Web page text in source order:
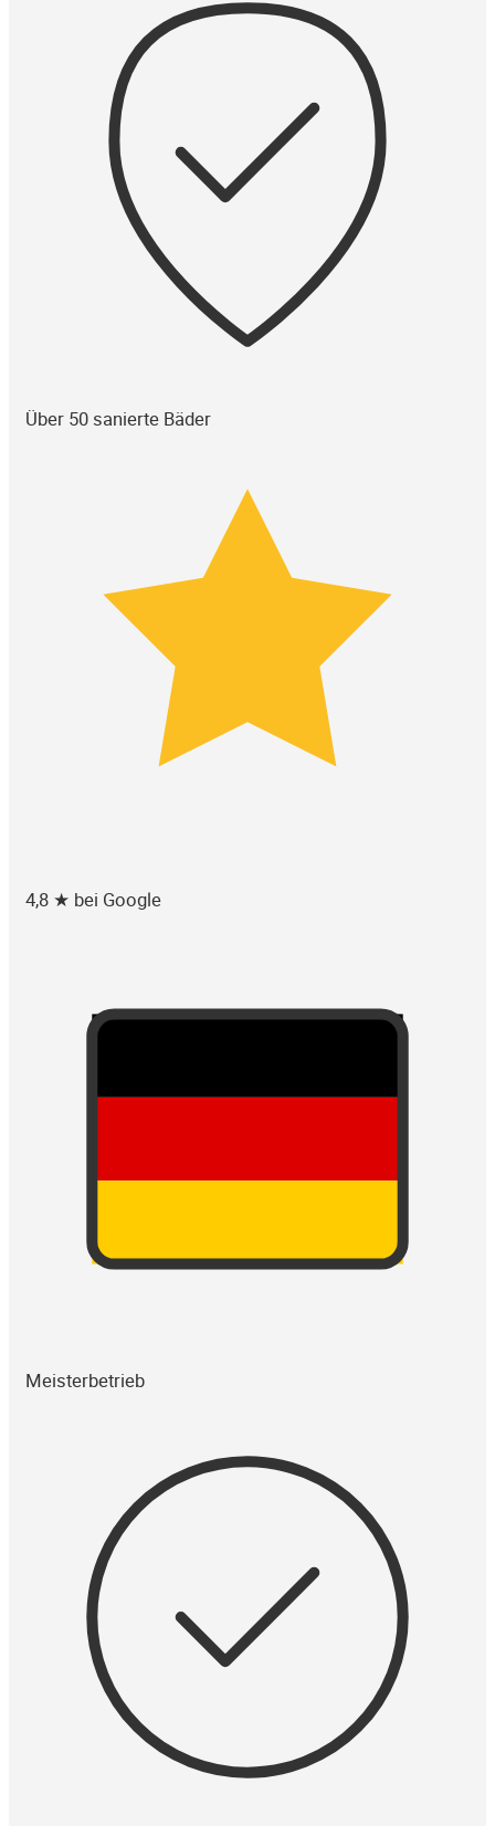
Über 50 sanierte Bäder
4,8 ★ bei Google
Meisterbetrieb